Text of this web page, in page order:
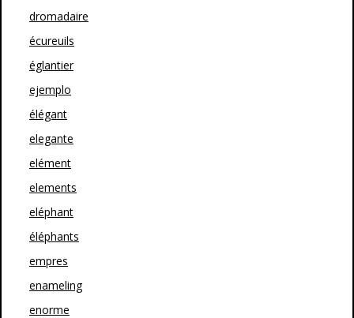
dromadaire
écureuils
églantier
ejemplo
élégant
elegante
elément
elements
eléphant
éléphants
empres
enameling
enorme